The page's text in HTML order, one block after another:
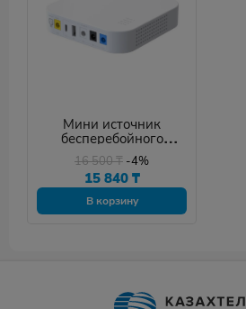
Мини источник
бесперебойного
питания Marsriva KP4
16 500₸ -4%
15 840 ₸
В корзину